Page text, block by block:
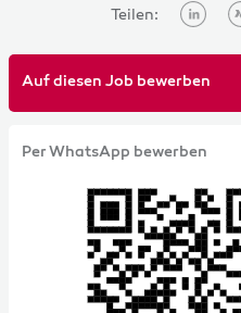
Teilen:
Auf diesen Job bewerben
Per WhatsApp bewerben